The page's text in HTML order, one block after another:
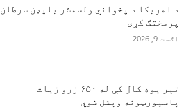
د امریکا د پخواني ولسمشر بایډن سرطان
پرمختګ کړی
اګست 9, 2026
تېر یوه کال کې له ۶۵۰ زرو زیات
پاسپورټونه وېشل شوي